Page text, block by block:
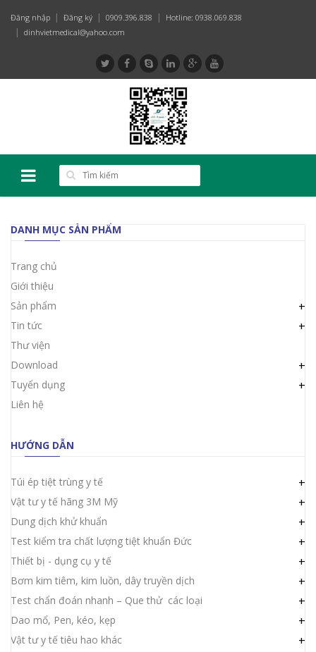
Đăng nhập Đăng ký 0909.396.838
Hotline: 0938.069.838
dinhvietmedical@yahoo.com
DANH MỤC SẢN PHẨM
Trang chủ
Giới thiệu
Sản phẩm
+
Tin tức +
Thư viện
Download
+
Tuyển dụng +
Liên hệ
HƯỚNG DẪN
Túi ép tiệt trùng y tế +
Vật tư y tế hãng 3M Mỹ +
Dung dịch khử khuẩn +
Test kiểm tra chất lượng tiệt khuẩn Đức +
Thiết bị - dụng cụ y tế +
Bơm kim tiêm, kim luồn, dây truyền dịch +
Test chẩn đoán nhanh – Que thử các loại +
Dao mổ, Pen, kéo, kẹp +
Vật tư y tế tiêu hao khác +